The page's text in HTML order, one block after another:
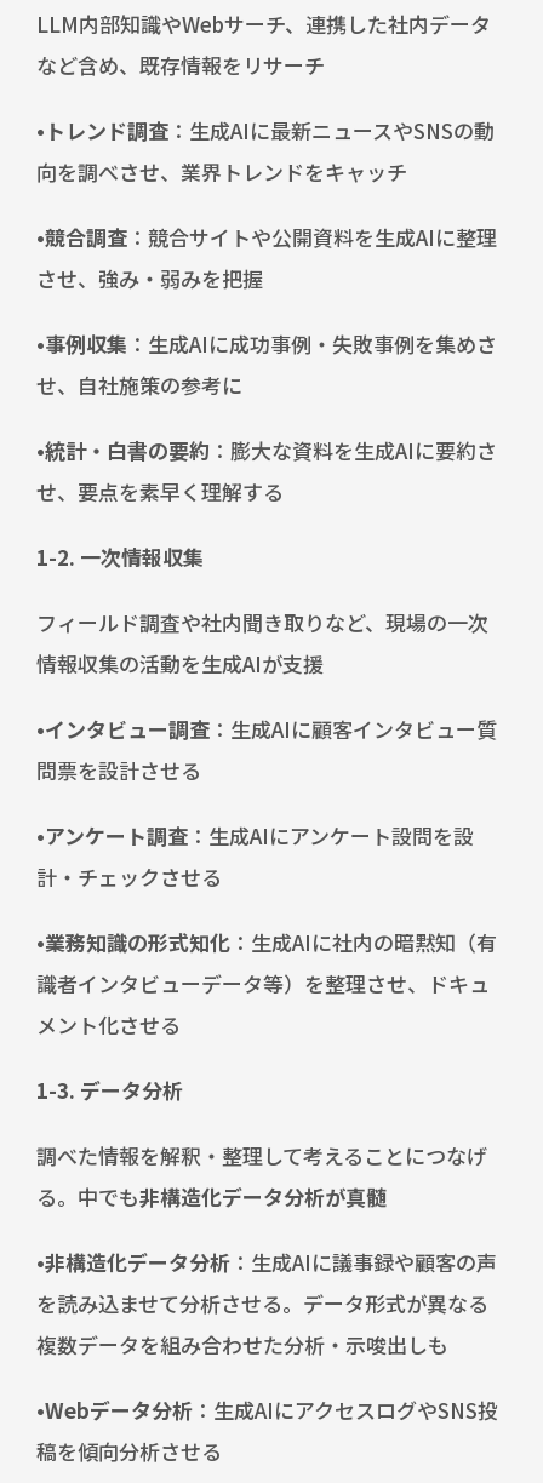
LLM内部知識やWebサーチ、連携した社内データ
など含め、既存情報をリサーチ
•トレンド調査 ：生成AIに最新ニュースやSNSの動
向を調べさせ、業界トレンドをキャッチ
•競合調査 ：競合サイトや公開資料を生成AIに整理
させ、強み・弱みを把握
•事例収集 ：生成AIに成功事例・失敗事例を集めさ
せ、自社施策の参考に
•統計・白書の要約 ：膨大な資料を生成AIに要約さ
せ、要点を素早く理解する
1-2. 一次情報収集
フィールド調査や社内聞き取りなど、現場の一次
情報収集の活動を生成AIが支援
•インタビュー調査 ：生成AIに顧客インタビュー質
問票を設計させる
•アンケート調査 ：生成AIにアンケート設問を設
計・チェックさせる
•業務知識の形式知化 ：生成AIに社内の暗黙知（有
識者インタビューデータ等）を整理させ、ドキュ
メント化させる
1-3. データ分析
調べた情報を解釈・整理して考えることにつなげ
る。中でも非構造化データ分析が真髄
•非構造化データ分析 ：生成AIに議事録や顧客の声
を読み込ませて分析させる。データ形式が異なる
複数データを組み合わせた分析・示唆出しも
•Webデータ分析 ：生成AIにアクセスログやSNS投
稿を傾向分析させる